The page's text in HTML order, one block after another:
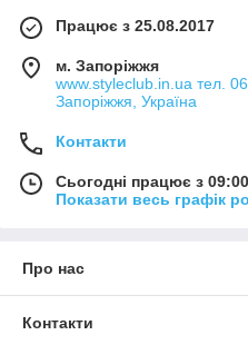
Працює з 25.08.2017
м. Запоріжжя
www.styleclub.in.ua тел.
Запоріжжя, Україна
Контакти
Сьогодні працює з
Показати весь графік
Про нас
Контакти